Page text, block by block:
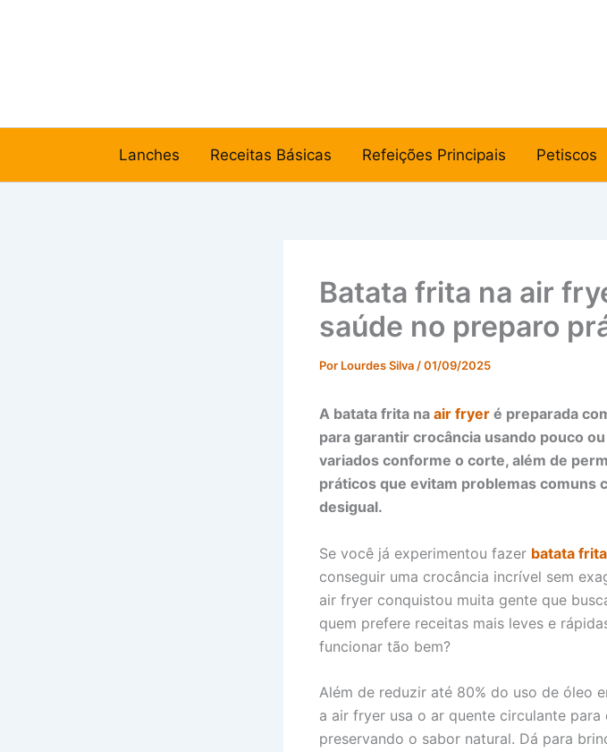
Lanches Receitas Básicas Refeições Principais Petiscos
Batata frita na air
saúde no preparo
Por Lourdes Silva /01/09/2025
A batata frita na air fryer é preparada
para garantir crocância usando pouco
variados conforme o corte, além de
práticos que evitam problemas comuns
desigual.
Se você já experimentou fazer batata
conseguir uma crocância incrível sem
air fryer conquistou muita gente que
quem prefere receitas mais leves e
funcionar tão bem?
Além de reduzir até 80% do uso de óleo
a air fryer usa o ar quente circulante
preservando o sabor natural. Dá para